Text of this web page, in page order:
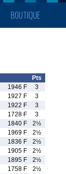
BOUTIQUE
Pts
1946 F
3
1927 F
3
1922 F
3
1728 F
3
1840 F
2½
1969 F
2½
1836 F
2½
1905 F
2½
1895 F
2½
1758 F
2½